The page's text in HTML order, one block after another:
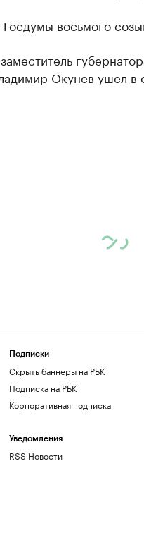
восьмого
Окунев ушел в
Подписки
Скрыть баннеры на РБК
Подписка на РБК
Корпоративная подписка
Уведомления
RSS Новости